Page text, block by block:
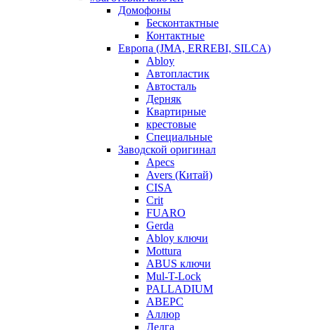
Домофоны
Бесконтактные
Контактные
Европа (JMA, ERREBI, SILCA)
Abloy
Автопластик
Автосталь
Дерняк
Квартирные
крестовые
Специальные
Заводской оригинал
Apecs
Avers (Китай)
CISA
Crit
FUARO
Gerda
Abloy ключи
Mottura
ABUS ключи
Mul-T-Lock
PALLADIUM
АВЕРС
Аллюр
Делга